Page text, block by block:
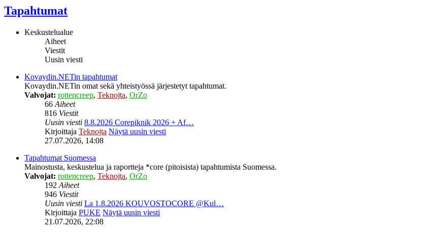
Tapahtumat
Keskustelualue
Aiheet
Viestit
Uusin viesti
Kovaydin.NETin tapahtumat
Kovaydin.NETin omat sekä yhteistyössä järjestetyt tapahtumat.
Valvojat: rottencreep, Teknojta, OrZo
66 Aiheet
816 Viestit
Uusin viesti 8.8.2026 Corepiknik 2026 + Af…
Kirjoittaja Teknojta Näytä uusin viesti
27.07.2026, 14:08
Tapahtumat Suomessa
Mainostusta, keskustelua ja raportteja *core (pitoisista) tapahtumista Suomessa.
Valvojat: rottencreep, Teknojta, OrZo
192 Aiheet
946 Viestit
Uusin viesti La 1.8.2026 KOUVOSTOCORE @Kul…
Kirjoittaja PUKE Näytä uusin viesti
21.07.2026, 22:08